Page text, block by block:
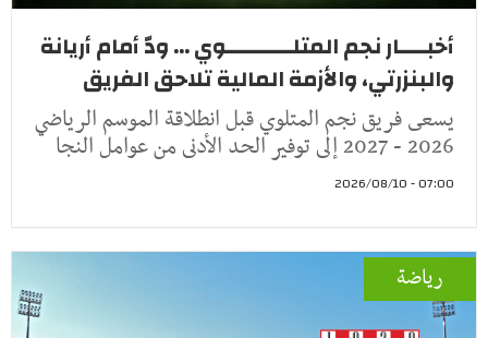
أخبــــار نجم المتلــــــــــوي ... ودّ أمام أريانة
والبنزرتي، والأزمة المالية تلاحق الفريق
يسعى فريق نجم المتلوي قبل انطلاقة الموسم الرياضي
2026 - 2027 إلى توفير الحد الأدنى من عوامل النجا
07:00 - 2026/08/10
رياضة